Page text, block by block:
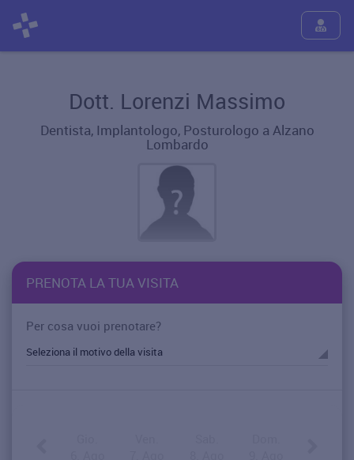
Dott. Lorenzi Massimo
Dentista, Implantologo, Posturologo a Alzano
Lombardo
PRENOTA LA TUA VISITA
Per cosa vuoi prenotare?